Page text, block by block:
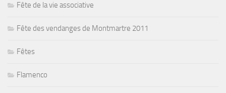
Fête de la vie associative
Fête des vendanges de Montmartre 2011
Fêtes
Flamenco